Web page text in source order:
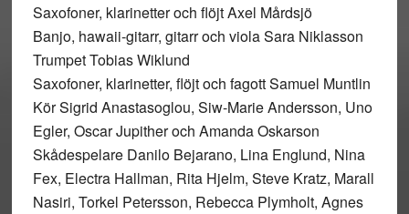
Saxofoner, klarinetter och flöjt Axel Mårdsjö
Banjo, hawaii-gitarr, gitarr och viola Sara Niklasson
Trumpet Tobias Wiklund
Saxofoner, klarinetter, flöjt och fagott Samuel Muntlin
Kör Sigrid Anastasoglou, Siw-Marie Andersson, Uno
Egler, Oscar Jupither och Amanda Oskarson
Skådespelare Danilo Bejarano, Lina Englund, Nina
Fex, Electra Hallman, Rita Hjelm, Steve Kratz, Marall
Nasiri, Torkel Petersson, Rebecca Plymholt, Agnes